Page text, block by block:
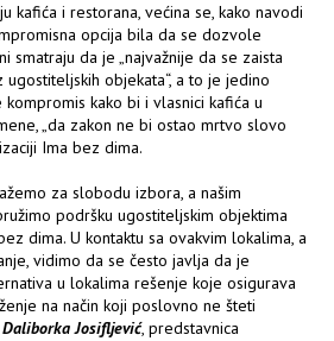
kafića i restorana, većina se, kako navodi
opcija bila da se dozvole
smatraju da je „najvažnije da se zaista
objekata“, a to je jedino
kako bi i vlasnici kafića u
„da zakon ne bi ostao mrtvo slovo
Ima bez dima.
za slobodu izbora, a našim
podršku ugostiteljskim objektima
dima. U kontaktu sa ovakvim lokalima, a
vidimo da se često javlja da je
u lokalima rešenje koje osigurava
na način koji poslovno ne šteti
Daliborka Josifljević, predstavnica